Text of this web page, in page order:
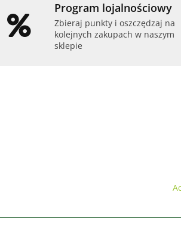
Program lojalnościowy
Zbieraj punkty i oszczędzaj na
kolejnych zakupach w naszym
sklepie